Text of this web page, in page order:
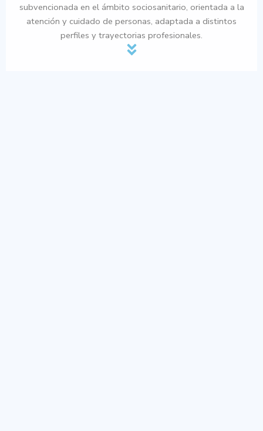
subvencionada en el ámbito sociosanitario, orientada a la
atención y cuidado de personas, adaptada a distintos
perfiles y trayectorias profesionales.